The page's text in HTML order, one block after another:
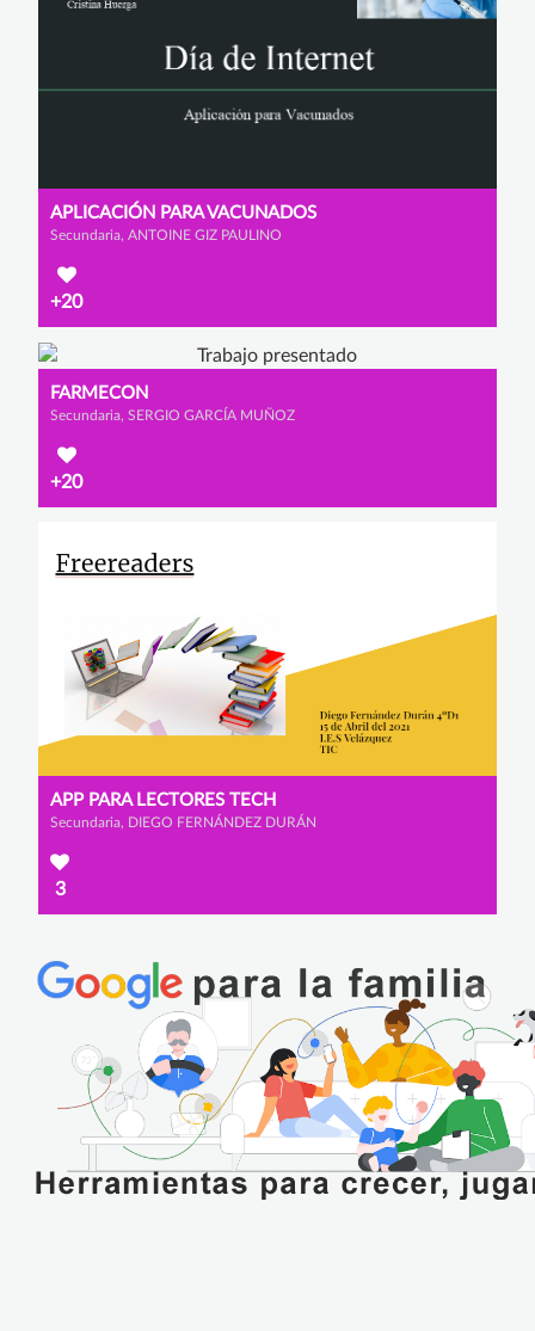
APLICACIÓN PARA VACUNADOS
Secundaria, ANTOINE GIZ PAULINO
+20
FARMECON
Secundaria, SERGIO GARCÍA MUÑOZ
+20
APP PARA LECTORES TECH
Secundaria, DIEGO FERNÁNDEZ DURÁN
3